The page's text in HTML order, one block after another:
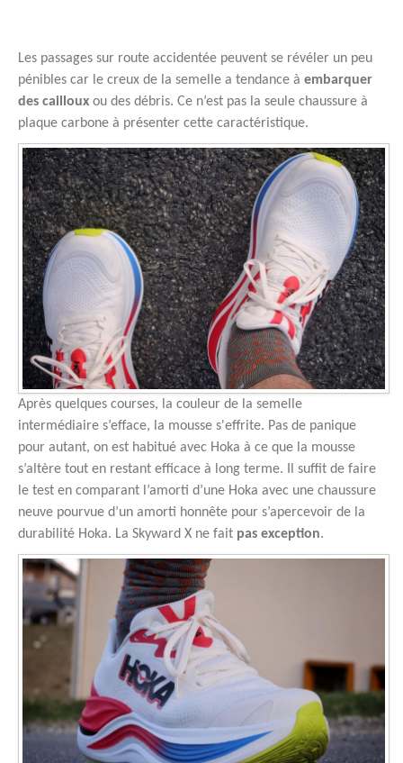
Les passages sur route accidentée peuvent se révéler un peu
pénibles car le creux de la semelle a tendance à embarquer
des cailloux ou des débris. Ce n’est pas la seule chaussure à
plaque carbone à présenter cette caractéristique.
Après quelques courses, la couleur de la semelle
intermédiaire s’efface, la mousse s'effrite. Pas de panique
pour autant, on est habitué avec Hoka à ce que la mousse
s’altère tout en restant efficace à long terme. Il suffit de faire
le test en comparant l’amorti d’une Hoka avec une chaussure
neuve pourvue d’un amorti honnête pour s’apercevoir de la
durabilité Hoka. La Skyward X ne fait pas exception.